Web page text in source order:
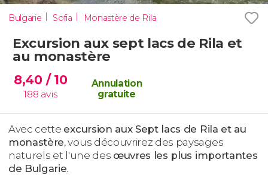
Bulgarie Sofia Monastère de Rila
Excursion aux sept lacs de Rila et
au monastère
8,40 / 10
188 avis
Annulation
gratuite
Avec cette excursion aux Sept lacs de Rila et au
monastère, vous découvrirez des paysages
naturels et l'une des œuvres les plus importantes
de Bulgarie.